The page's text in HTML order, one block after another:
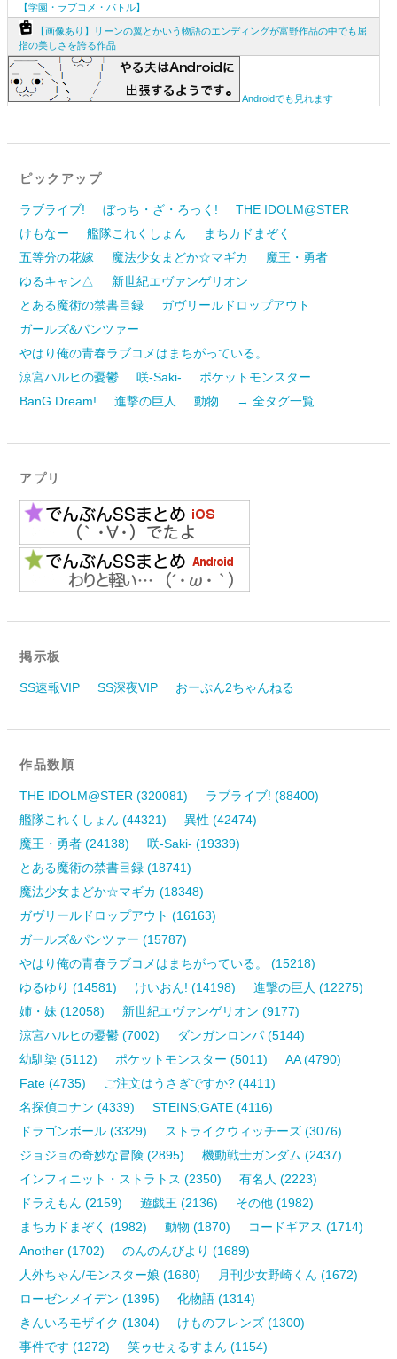
【学園・ラブコメ・バトル】
【画像あり】リーンの翼とかいう物語のエンディングが富野作品の中でも屈
指の美しさを誇る作品
Androidでも見れます
ピックアップ
ラブライブ! ぼっち・ざ・ろっく!
THE IDOLM@STER
けもなー
艦隊これくしょん
まちカドまぞく
五等分の花嫁
魔法少女まどか☆マギカ
魔王・勇者
ゆるキャン△
新世紀エヴァンゲリオン
とある魔術の禁書目録
ガヴリールドロップアウト
ガールズ&パンツァー
やはり俺の青春ラブコメはまちがっている。
涼宮ハルヒの憂鬱
咲-Saki-
ポケットモンスター
BanG Dream!
進撃の巨人 動物 → 全タグ一覧
アプリ
掲示板
SS速報VIP SS深夜VIP おーぷん2ちゃんねる
作品数順
THE IDOLM@STER (320081)
ラブライブ! (88400)
艦隊これくしょん (44321)
異性 (42474)
魔王・勇者 (24138)
咲-Saki- (19339)
とある魔術の禁書目録 (18741)
魔法少女まどか☆マギカ (18348)
ガヴリールドロップアウト (16163)
ガールズ&パンツァー (15787)
やはり俺の青春ラブコメはまちがっている。 (15218)
ゆるゆり (14581)
けいおん! (14198)
進撃の巨人 (12275)
姉・妹 (12058)
新世紀エヴァンゲリオン (9177)
涼宮ハルヒの憂鬱 (7002)
ダンガンロンパ (5144)
幼馴染 (5112)
ポケットモンスター (5011)
AA (4790)
Fate (4735)
ご注文はうさぎですか? (4411)
名探偵コナン (4339)
STEINS;GATE (4116)
ドラゴンボール (3329)
ストライクウィッチーズ (3076)
ジョジョの奇妙な冒険 (2895)
機動戦士ガンダム (2437)
インフィニット・ストラトス (2350)
有名人 (2223)
ドラえもん (2159)
遊戯王 (2136)
その他 (1982)
まちカドまぞく (1982)
動物 (1870)
コードギアス (1714)
Another (1702)
のんのんびより (1689)
人外ちゃん/モンスター娘 (1680)
月刊少女野崎くん (1672)
ローゼンメイデン (1395)
化物語 (1314)
きんいろモザイク (1304)
けものフレンズ (1300)
事件です (1272)
笑ゥせぇるすまん (1154)